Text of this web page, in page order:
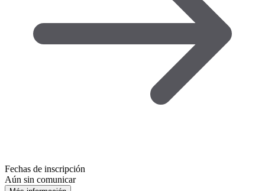
Fechas de inscripción
Aún sin comunicar